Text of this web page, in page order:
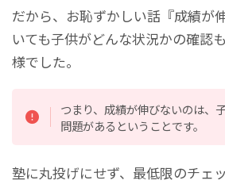
だから、お恥ずかしい話『成績が
いても子供がどんな状況かの確認
様でした。
つまり、成績が伸びないのは、
問題があるということです。
塾に丸投げにせず、最低限のチェ